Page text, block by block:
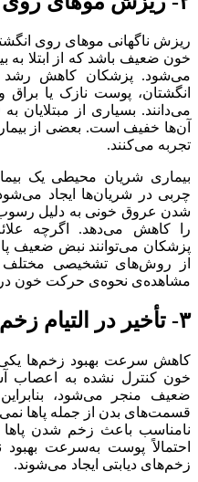
ریزش ناگهانی موهای روی
می‌شود. پزشکان کاهش رشد
آن‌ها خفیف است. بعضی از
تجربه می‌کنند.
بیماری شریان محیطی یک
چربی در شریان‌ها ایجاد
شدن عروق خونی به دلیل رسوب
را کاهش می‌دهد. اگرچه
پزشکان می‌توانند نبض ضعیف
از روش‌های تشخیصی مختلف
مشاهده‌ی نحوه‌ی حرکت خون
۳- تأخیر در التیام زخم‌ها
کاهش سرعت بهبود زخم‌ها یکی
خون کنترل نشده به
ضعیف منجر می‌شود،
قسمت‌های بدن از جمله پاها
نامناسب باعث زخم شدن
احتمالاً پوست به‌سرعت بهبود
زخم‌های دیابتی ایجاد می‌شوند.